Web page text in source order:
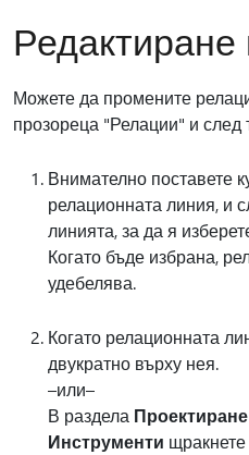
Можете да промените
прозореца "Релации" и след
Внимателно поставете
релационната линия, и
линията, за да я
Когато бъде избрана,
удебелява.
Когато релационната
двукратно върху нея.
–или–
В раздела
Инструменти